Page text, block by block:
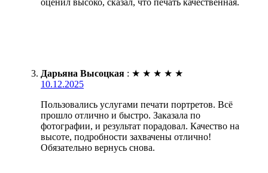
оценил высоко, сказал, что печать качественная.
Дарьяна Высоцкая : ★ ★ ★ ★ ★
10.12.2025
Пользовались услугами печати портретов. Всё
прошло отлично и быстро. Заказала по
фотографии, и результат порадовал. Качество на
высоте, подробности захвачены отлично!
Обязательно вернусь снова.